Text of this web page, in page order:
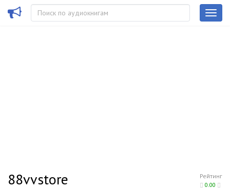
Рейтинг
0.00
88vvstore